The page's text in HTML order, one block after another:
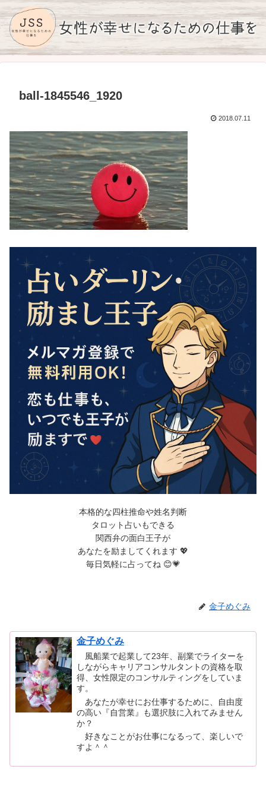
ball-1845546_1920
2018.07.11
本格的な四柱推命や姓名判断
タロット占いもできる
関西弁の面白王子が
あなたを励ましてくれます 💖
毎日気軽に占ってね 😊💗
金子めぐみ
金子めぐみ
風船業で起業して23年、副業でライターを
しながらキャリアコンサルタントの資格を取
得、女性限定のコンサルティングをしていま
す。
あなたが幸せにお仕事するために、自由度
の高い『自営業』も選択肢に入れてみません
か？
好きなことがお仕事になるって、楽しいで
すよ＾＾